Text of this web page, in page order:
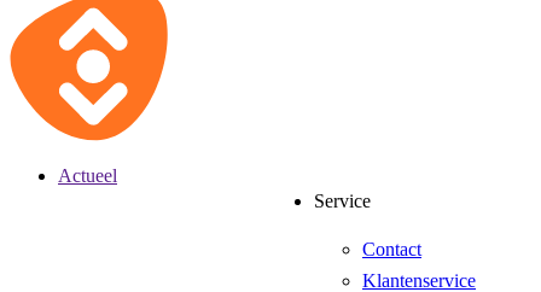
Actueel
Service
Contact
Klantenservice